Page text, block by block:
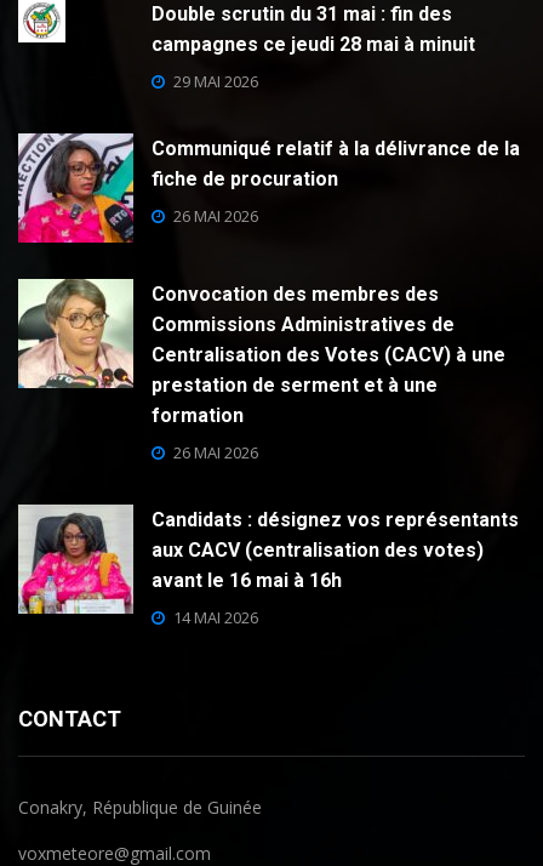
Double scrutin du 31 mai : fin des
campagnes ce jeudi 28 mai à minuit
29 MAI 2026
Communiqué relatif à la délivrance de la
fiche de procuration
26 MAI 2026
Convocation des membres des
Commissions Administratives de
Centralisation des Votes (CACV) à une
prestation de serment et à une
formation
26 MAI 2026
Candidats : désignez vos représentants
aux CACV (centralisation des votes)
avant le 16 mai à 16h
14 MAI 2026
CONTACT
Conakry, République de Guinée
voxmeteore@gmail.com